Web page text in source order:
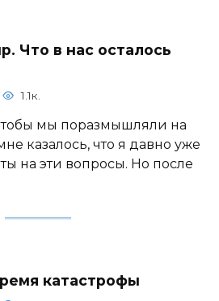
Что в нас осталось
1.1к.
мы поразмышляли на
казалось, что я давно уже
на эти вопросы. Но после
катастрофы